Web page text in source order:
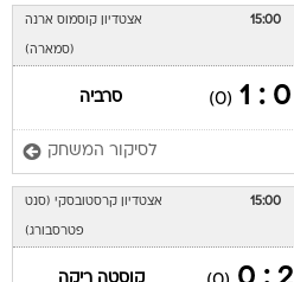
15:00 אצטדיון קוסמוס ארנה
(סמארה)
0 : 1
(0) סרביה
לסיקור המשחק
15:00 אצטדיון קרסטובסקי (סנט
פטרסבורג)
קוסטה ריקה